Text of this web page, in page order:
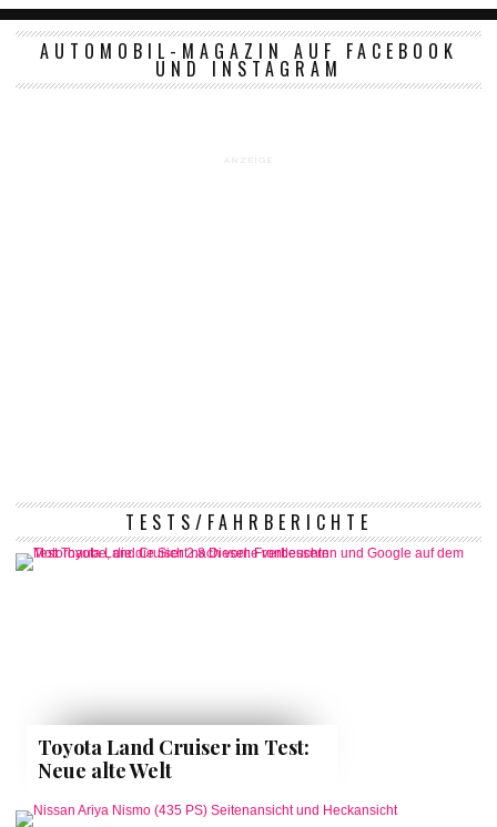
AUTOMOBIL-MAGAZIN AUF FACEBOOK
UND INSTAGRAM
ANZEIGE
TESTS/FAHRBERICHTE
Toyota Land Cruiser im Test:
Neue alte Welt